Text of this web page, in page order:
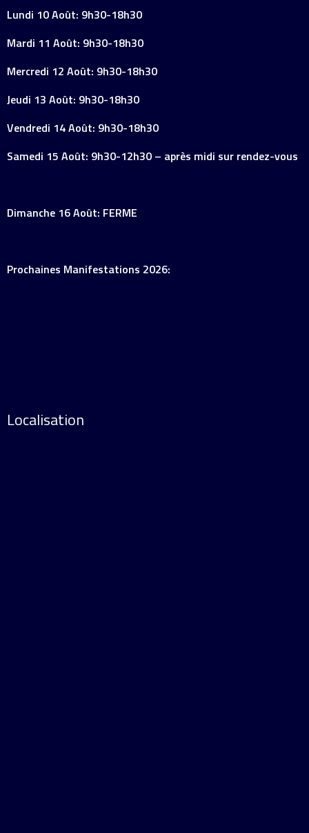
Lundi 10 Août: 9h30-18h30
Mardi 11 Août: 9h30-18h30
Mercredi 12 Août: 9h30-18h30
Jeudi 13 Août: 9h30-18h30
Vendredi 14 Août: 9h30-18h30
Samedi 15 Août: 9h30-12h30 – après midi sur rendez-vous
Dimanche 16 Août: FERME
Prochaines Manifestations 2026:
Localisation